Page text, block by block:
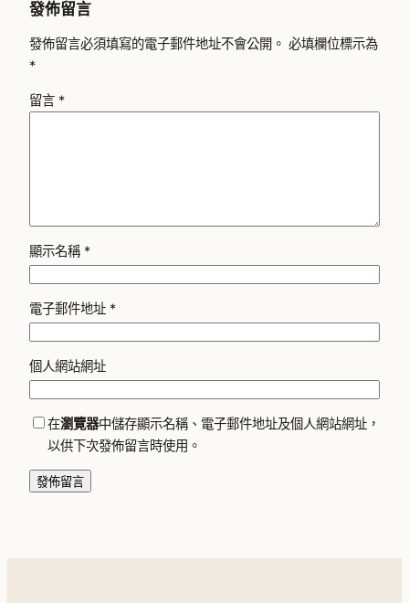
發佈留言
發佈留言必須填寫的電子郵件地址不會公開。 必填欄位標示為
*
留言 *
顯示名稱 *
電子郵件地址 *
個人網站網址
在瀏覽器中儲存顯示名稱、電子郵件地址及個人網站網址，
以供下次發佈留言時使用。